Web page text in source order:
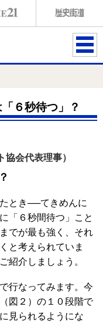
ME
６秒待つ」？
会代表理事）
とき──てきめんに
「６秒間待つ」こと
でが最も強く、それ
と考えられていま
紹介しましょう。
行なってみます。今
図２）の１０段階で
見られるようにな